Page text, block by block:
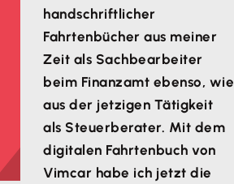
handschriftlicher
Fahrtenbücher aus meiner
Zeit als Sachbearbeiter
beim Finanzamt ebenso, wie
aus der jetzigen Tätigkeit
als Steuerberater. Mit dem
digitalen Fahrtenbuch von
Vimcar habe ich jetzt die